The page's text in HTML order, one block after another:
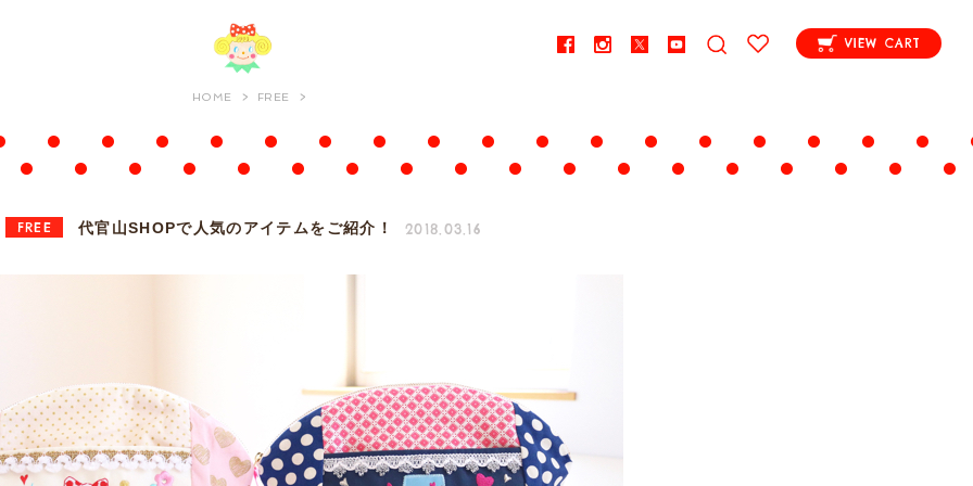
VIEW CART
HOME FREE
FREE 代官山SHOPで人気のアイテムをご紹介！ 2018.03.16